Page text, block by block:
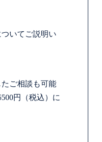
いてご説明い
ご相談も可能
円（税込）に